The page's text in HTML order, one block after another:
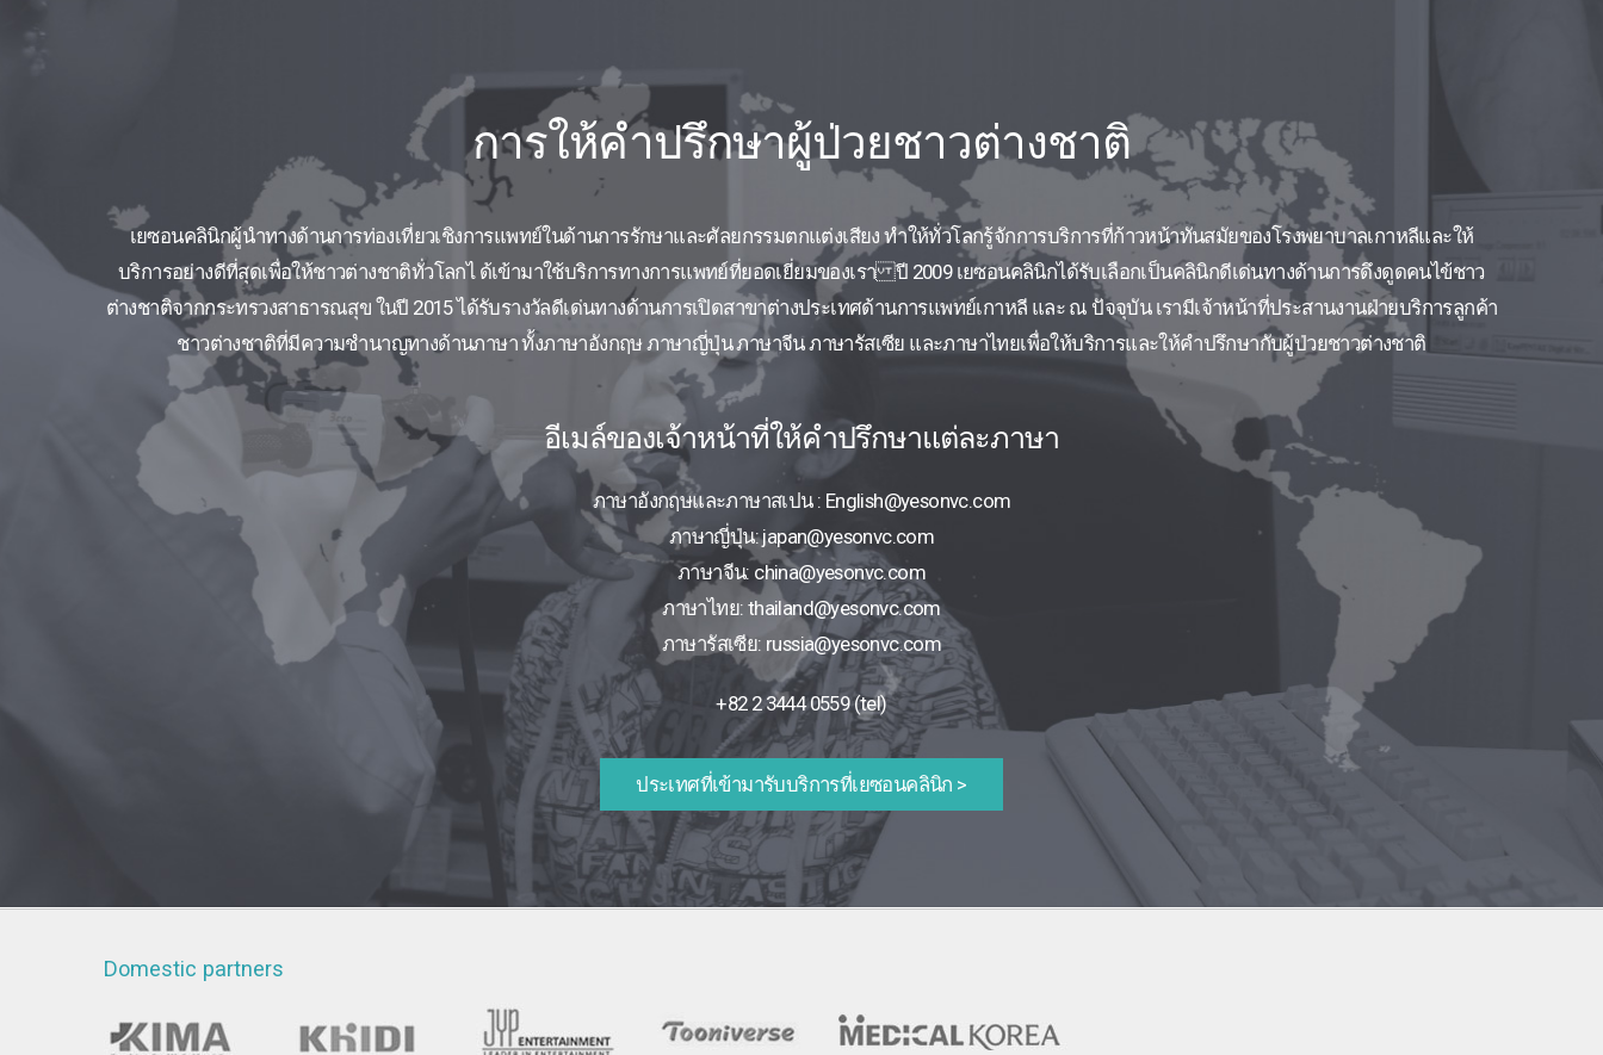
การให้คำปรึกษาผู้ป่วยชาวต่างชาติ
เยซอนคลินิกผู้นำทางด้านการท่องเที่ยวเชิงการแพทย์ในด้านการรักษาและศัลยกรรมตกแต่งเสียง ทำให้ทั่วโลกรู้จักการบริการที่ก้าวหน้าทันสมัยของโรงพยาบาลเกาหลีและให้
บริการอย่างดีที่สุดเพื่อให้ชาวต่างชาติทั่วโลกไ ด้เข้ามาใช้บริการทางการแพทย์ที่ยอดเยี่ยมของเรา ปี 2009 เยซอนคลินิกได้รับเลือกเป็นคลินิกดีเด่นทางด้านการดึงดูดคนไข้ชาว
ต่างชาติจากกระทรวงสาธารณสุข ในปี 2015 ได้รับรางวัลดีเด่นทางด้านการเปิดสาขาต่างประเทศด้านการแพทย์เกาหลี และ ณ ปัจจุบัน เรามีเจ้าหน้าที่ประสานงานฝ่ายบริการลูกค้า
ชาวต่างชาติที่มีความชำนาญทางด้านภาษา ทั้งภาษาอังกฤษ ภาษาญี่ปุ่น ภาษาจีน ภาษารัสเซีย และภาษาไทยเพื่อให้บริการและให้คำปรึกษากับผู้ป่วยชาวต่างชาติ
อีเมล์ของเจ้าหน้าที่ให้คำปรึกษาแต่ละภาษา
ภาษาอังกฤษและภาษาสเปน : English@yesonvc.com
ภาษาญี่ปุ่น: japan@yesonvc.com
ภาษาจีน: china@yesonvc.com
ภาษาไทย: thailand@yesonvc.com
ภาษารัสเซีย: russia@yesonvc.com
+82 2 3444 0559 (tel)
ประเทศที่เข้ามารับบริการที่เยซอนคลินิก >
Domestic partners